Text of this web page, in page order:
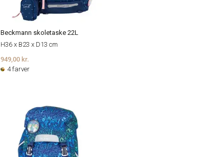
Beckmann skoletaske 22L
H36 x B23 x D13 cm
949,00 kr.
4 farver